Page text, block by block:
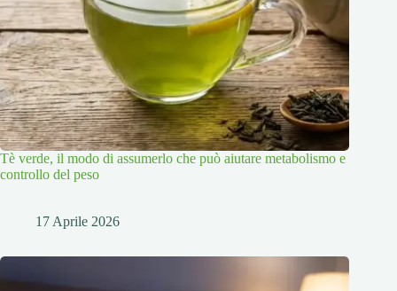
Tè verde, il modo di assumerlo che può aiutare metabolismo e
controllo del peso
17 Aprile 2026